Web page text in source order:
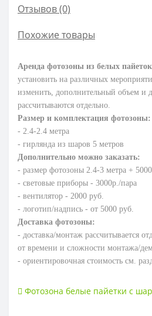
Отзывов (0)
Похожие товары
Аренда фотозоны из белых
установить на различных
изменить, дополнительный объем и
рассчитываются отдельно.
Размер и комплектация фотозоны:
- 2.4-2.4 метра
- гирлянда из шаров 5 метров
Дополнительно можно заказать:
- размер фотозоны 2.4-3 метра +
- световые приборы - 3000р./пара
- вентилятор - 2000 руб.
- логотип/надпись - от 5000 руб.
Доставка фотозоны:
- доставка/монтаж рассчитывается
от времени и сложности монтажа/
- ориентировочная стоимость см.
Фотозона белые пайетки с